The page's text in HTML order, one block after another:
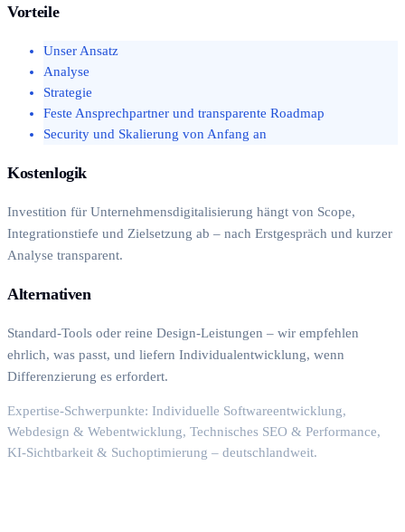
Vorteile
Unser Ansatz
Analyse
Strategie
Feste Ansprechpartner und transparente Roadmap
Security und Skalierung von Anfang an
Kostenlogik
Investition für Unternehmensdigitalisierung hängt von Scope,
Integrationstiefe und Zielsetzung ab – nach Erstgespräch und kurzer
Analyse transparent.
Alternativen
Standard-Tools oder reine Design-Leistungen – wir empfehlen
ehrlich, was passt, und liefern Individualentwicklung, wenn
Differenzierung es erfordert.
Expertise-Schwerpunkte: Individuelle Softwareentwicklung,
Webdesign & Webentwicklung, Technisches SEO & Performance,
KI-Sichtbarkeit & Suchoptimierung – deutschlandweit.